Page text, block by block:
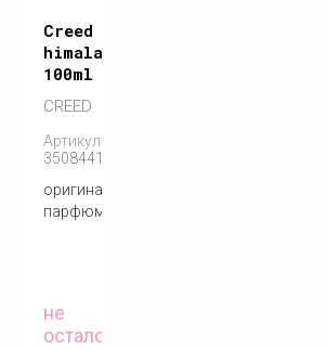
Creed
himalaya
100ml
CREED
Артикул:
3508441001275
оригинальный
парфюм
не
осталось